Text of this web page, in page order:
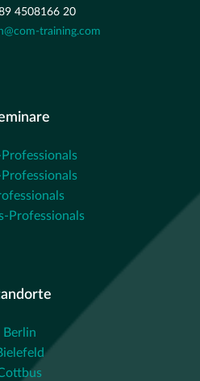
4508166 20
training.com
Professionals
Berlin